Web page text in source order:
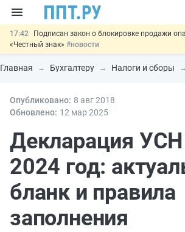
17:42
Подписан закон о блокировке продажи
«Честный знак» #новости
17:17 Дистанционную работу беременных
15:25 Изменят правила контроля за
счетами#новости
отношений
Главная Бухгалтеру Налоги и сборы
Опубликовано: 8 авг2018
Обновлено: 12 мар 2025
Декларация УСН
2024 год:
бланк и правила
заполнения